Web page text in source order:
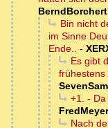
BerndBorchert
Bin nicht
im Sinne
Ende.. -
Es gibt
frühestens
+1. -
FredMeyer
Nach